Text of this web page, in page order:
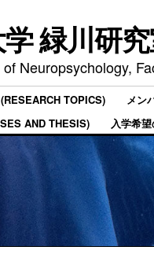
緑川研
Neuropsychology,
TOPICS)
メン
AND THESIS)
入学希